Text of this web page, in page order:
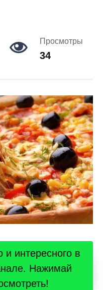
Просмотры
34
интересного в
Нажимай